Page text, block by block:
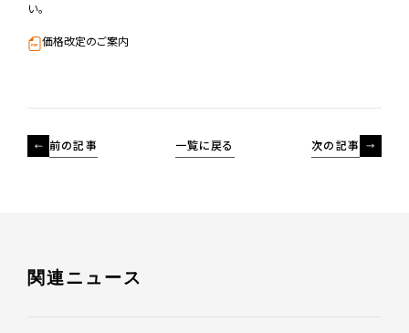
い。
価格改定のご案内
前の記事 一覧に戻る 次の記事
関連ニュース